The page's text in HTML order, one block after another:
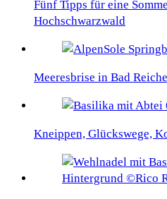
Fünf Tipps für eine
Hochschwarzwald
Meeresbrise in Bad
Kneippen, Glückswege,